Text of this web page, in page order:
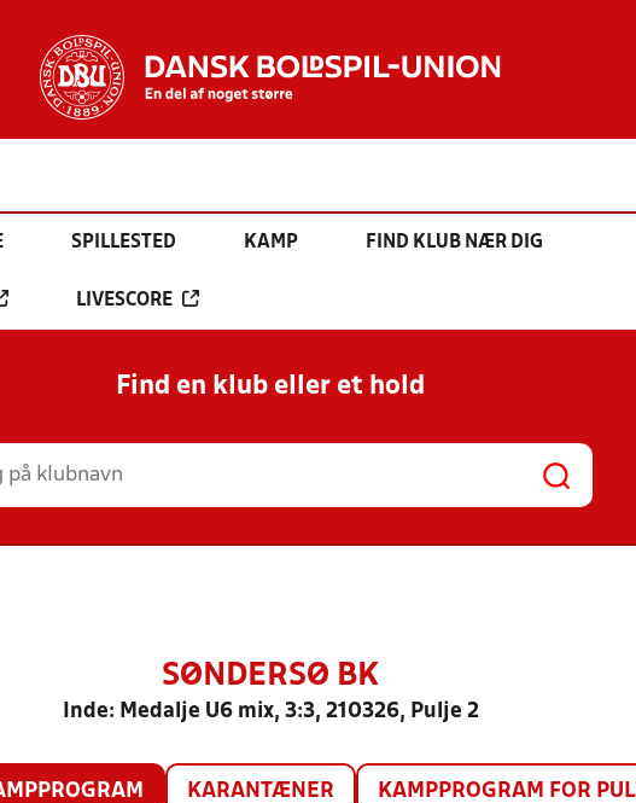
SPILLESTED KAMP FIND KLUB NÆR DIG
LIVESCORE
Find en klub eller et hold
SØNDERSØ BK
Inde: Medalje U6 mix, 3:3, 210326, Pulje 2
KARANTÆNER KAMPPROGRAM FOR